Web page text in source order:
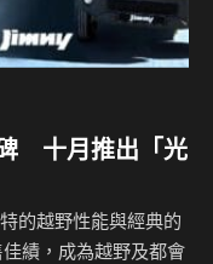
十月推出「光
的越野性能與經典的
績，成為越野及都會